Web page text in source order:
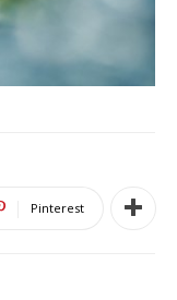
Pinterest